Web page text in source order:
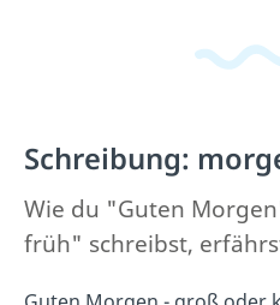
Schreibung:
Wie du "Guten
früh" schreibst,